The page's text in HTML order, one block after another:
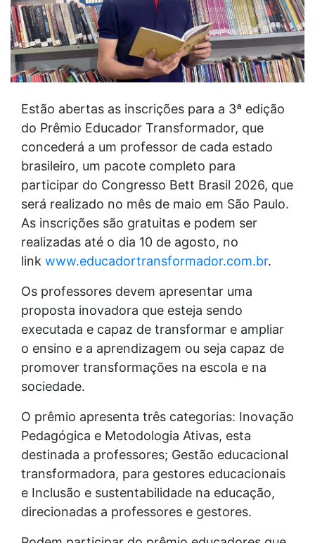
Estão abertas as inscrições para a 3ª edição
do Prêmio Educador Transformador, que
concederá a um professor de cada estado
brasileiro, um pacote completo para
participar do Congresso Bett Brasil 2026, que
será realizado no mês de maio em São Paulo.
As inscrições são gratuitas e podem ser
realizadas até o dia 10 de agosto, no
link www.educadortransformador.com.br.
Os professores devem apresentar uma
proposta inovadora que esteja sendo
executada e capaz de transformar e ampliar
o ensino e a aprendizagem ou seja capaz de
promover transformações na escola e na
sociedade.
O prêmio apresenta três categorias: Inovação
Pedagógica e Metodologia Ativas, esta
destinada a professores; Gestão educacional
transformadora, para gestores educacionais
e Inclusão e sustentabilidade na educação,
direcionadas a professores e gestores.